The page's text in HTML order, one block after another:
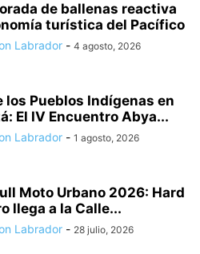
de ballenas reactiva
turística del Pacífico
Labrador - 4 agosto, 2026
los Pueblos Indígenas en
El IV Encuentro Abya...
Labrador - 1 agosto, 2026
Moto Urbano 2026: Hard
llega a la Calle...
Labrador - 28 julio, 2026